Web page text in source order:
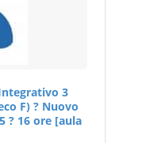
3
F) ? Nuovo
? 16 ore [aula